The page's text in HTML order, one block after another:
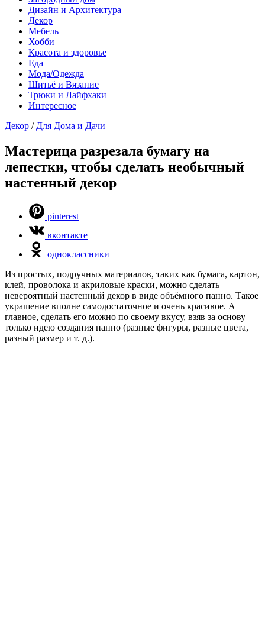
Дизайн и Архитектура
Декор
Мебель
Хобби
Красота и здоровье
Еда
Мода/Одежда
Шитьё и Вязание
Трюки и Лайфхаки
Интересное
Декор / Для Дома и Дачи
Мастерица разрезала бумагу на
лепестки, чтобы сделать необычный
настенный декор
pinterest
вконтакте
одноклассники
Из простых, подручных материалов, таких как бумага, картон,
клей, проволока и акриловые краски, можно сделать
невероятный настенный декор в виде объёмного панно. Такое
украшение вполне самодостаточное и очень красивое. А
главное, сделать его можно по своему вкусу, взяв за основу
только идею создания панно (разные фигуры, разные цвета,
разный размер и т. д.).